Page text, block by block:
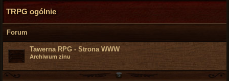
TRPG ogólnie
Forum
Tawerna RPG - Strona WWW
Archiwum zinu